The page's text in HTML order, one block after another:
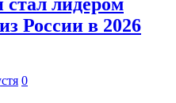
стал лидером
России в 2026
0